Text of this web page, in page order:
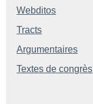
Webditos
Tracts
Argumentaires
Textes de congrès